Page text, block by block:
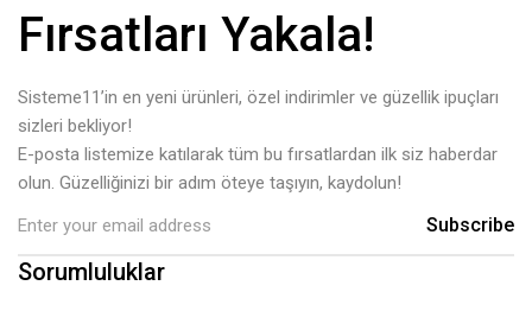
Fırsatları Yakala!
Sisteme11’in en yeni ürünleri, özel indirimler ve güzellik ipuçları
sizleri bekliyor!
E-posta listemize katılarak tüm bu fırsatlardan ilk siz haberdar
olun. Güzelliğinizi bir adım öteye taşıyın, kaydolun!
Subscribe
Sorumluluklar